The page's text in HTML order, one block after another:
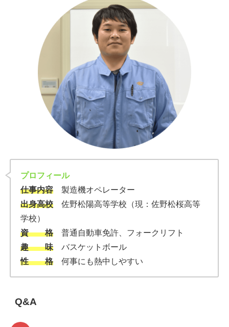
プロフィール
仕事内容 製造機オペレーター
出身高校 佐野松陽高等学校（現：佐野松桜高等
学校）
資 格 普通自動車免許、フォークリフト
趣 味 バスケットボール
性 格 何事にも熱中しやすい
Q&A